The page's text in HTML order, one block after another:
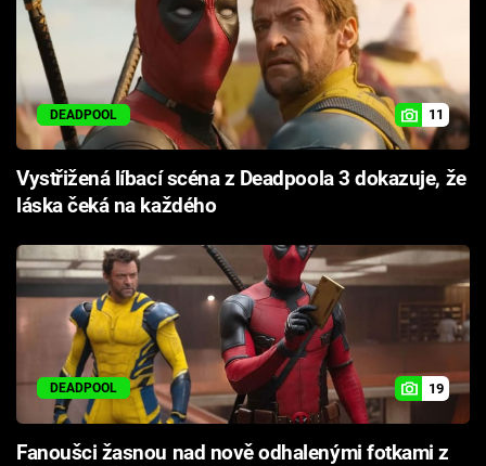
Přihlášení
Sledujte nás
DEADPOOL 11
Vystřižená líbací scéna z Deadpoola 3 dokazuje, že
láska čeká na každého
DEADPOOL 19
Fanoušci žasnou nad nově odhalenými fotkami z